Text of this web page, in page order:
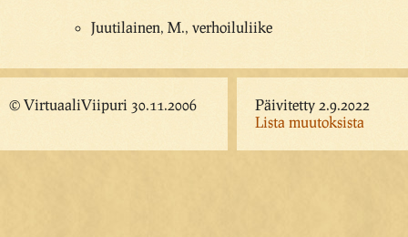
Juutilainen, M., verhoiluliike
© VirtuaaliViipuri 30.11.2006
Päivitetty 2.9.2022
Lista muutoksista